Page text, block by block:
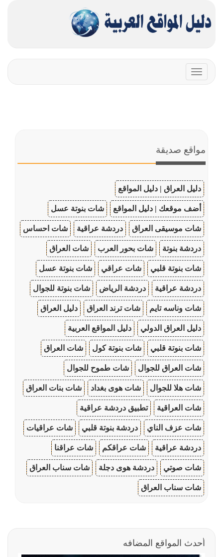
Toggle
navigation
مواقع صديقة
دليل العراق | دليل المواقع
أضف موقعك | دليل المواقع شات بنوتة عسل
شات موسيقى العراق دردشة عراقية شات احساس
دردشة بنوتة شات بحور العرب شات العراق
شات بنوتة قلبي شات عراقي شات بنوتة عسل
دردشة عراقية دردشة الرياض شات بنوتة للجوال
شات وناسه تايم شات ترند العراق دليل العراق
دليل العراق الدولي دليل المواقع العربية
شات بنوتة قلبي شات بنوتة كول شات العراق
شات العراق للجوال شات طموح للجوال
شات هلا للجوال شات هوى بغداد شات بنات العراق
شات العراقية تطبيق دردشة عراقية
شات عزف الناي دردشة بنوتة قلبي شات عراقيات
دردشة عراقية شات عراقكم شات عراقنا
شات صوتي دردشة هوى دجلة شات سناب العراق
شات سناب العراق
أحدث المواقع المضافه